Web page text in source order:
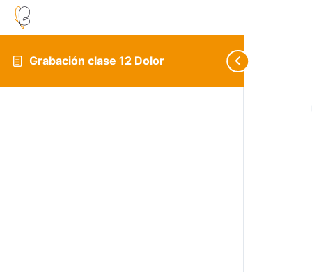
Grabación clase 12 Dolor